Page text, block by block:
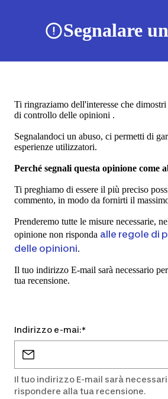
Segnalare
Ti ringraziamo dell'interesse che
di controllo delle opinioni .
Segnalandoci un abuso, ci permetti di
esperienze utilizzatori.
Perché segnali questa opinione come
Ti preghiamo di essere il più preciso
commento, in modo da fornirti il
Prenderemo tutte le misure necessarie,
opinione non risponda alle regole di
delle opinioni.
Il tuo indirizzo E-mail sarà necessario
tua recensione.
Indirizzo e-mai:*
Il tuo indirizzo E-mail sarà
rispondere alla tua recensione.